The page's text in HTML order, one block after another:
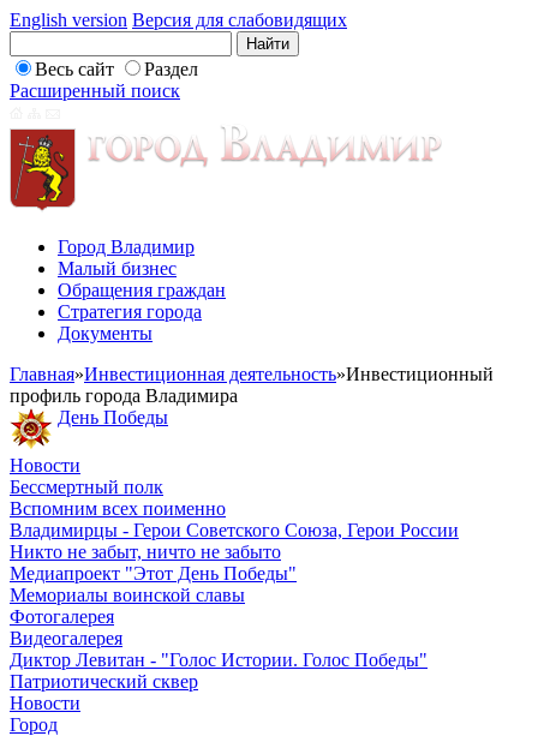
English version Версия для слабовидящих
Весь сайт
Раздел
Расширенный поиск
Город Владимир
Малый бизнес
Обращения граждан
Стратегия города
Документы
Главная»Инвестиционная деятельность»Инвестиционный
профиль города Владимира
День Победы
Новости
Бессмертный полк
Вспомним всех поименно
Владимирцы - Герои Советского Союза, Герои России
Никто не забыт, ничто не забыто
Медиапроект "Этот День Победы"
Мемориалы воинской славы
Фотогалерея
Видеогалерея
Диктор Левитан - "Голос Истории. Голос Победы"
Патриотический сквер
Новости
Город